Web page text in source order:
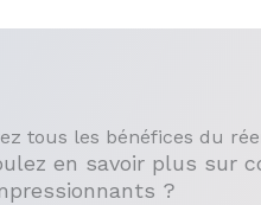
tous les bénéfices du
en savoir plus sur
?